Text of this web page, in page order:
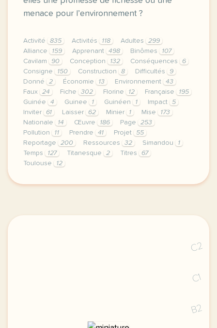
menace pour l’environnement ?
Activité 835 Activités 118 Adultes
299
Alliance
159 Apprenant 498 Binômes
107
Cavilam
90 Conception 132 Conséquences
6
Consigne
150 Construction 8 Difficultés
9
Donné
2 Économie 13 Environnement
43
Faux
24 Fiche 302 Florine 12 Française
195
Guinée
4 Guinee 1 Guinéen 1 Impact
5
Inviter
61 Laisser 62 Minier 1 Mise
173
Nationale
14 Œuvre 186 Page
253
Pollution
11 Prendre 41 Projet
55
Reportage
200 Ressources 32 Simandou
1
Temps
127 Titanesque 2 Titres
67
Toulouse
12
continuer sans accepter le respect de votre vie
C2
C1
B2